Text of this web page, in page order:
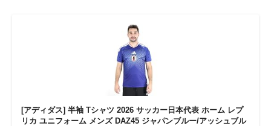
[アディダス] 半袖 Tシャツ 2026 サッカー日本代表 ホーム レプ
リカ ユニフォーム メンズ DAZ45 ジャパンブルー/アッシュブル